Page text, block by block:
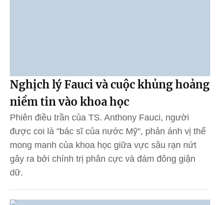
Nghịch lý Fauci và cuộc khủng hoảng
niềm tin vào khoa học
Phiên điều trần của TS. Anthony Fauci, người
được coi là "bác sĩ của nước Mỹ", phản ánh vị thế
mong manh của khoa học giữa vực sâu rạn nứt
gây ra bởi chính trị phân cực và đám đông giận
dữ.